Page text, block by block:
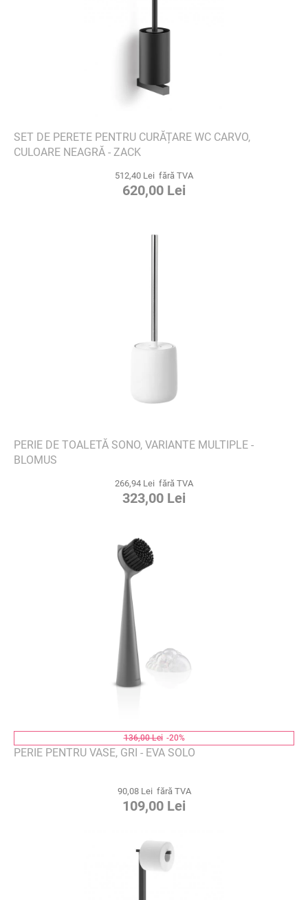
SET DE PERETE PENTRU CURĂȚARE WC CARVO,
CULOARE NEAGRĂ - ZACK
512,40 Lei fără TVA
620,00 Lei
PERIE DE TOALETĂ SONO, VARIANTE MULTIPLE -
BLOMUS
266,94 Lei fără TVA
323,00 Lei
136,00 Lei -20%
PERIE PENTRU VASE, GRI - EVA SOLO
90,08 Lei fără TVA
109,00 Lei